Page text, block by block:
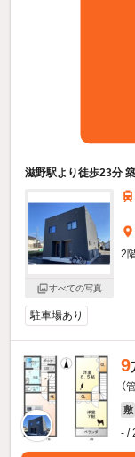
滋野駅より徒歩23分
すべての写真
2
駐車場あり
9
（
敷
- /